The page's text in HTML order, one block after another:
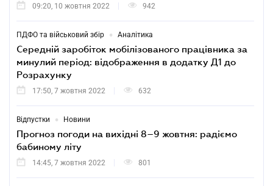
09:20, 10 жовтня 2022 942
ПДФО та військовий збір • Аналітика
Середній заробіток мобілізованого працівника за
минулий період: відображення в додатку Д1 до
Розрахунку
17:50, 7 жовтня 2022 632
Відпустки • Новини
Прогноз погоди на вихідні 8–9 жовтня: радіємо
бабиному літу
14:45, 7 жовтня 2022 801